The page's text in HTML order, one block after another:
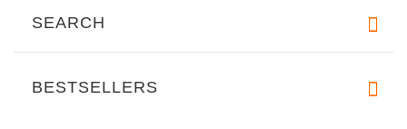
SEARCH
BESTSELLERS